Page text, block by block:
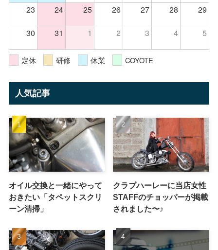
23
24 25 26 27 28
29
30
31 1 2 3 4 5
定休 研修 休業 COYOTE
人気記事
オイル交換と一緒にやって
おきたい「タペットスクリ
ーン清掃」
クラブハーレーに当店女性
STAFFのチョッパーが掲載
されました〜♪